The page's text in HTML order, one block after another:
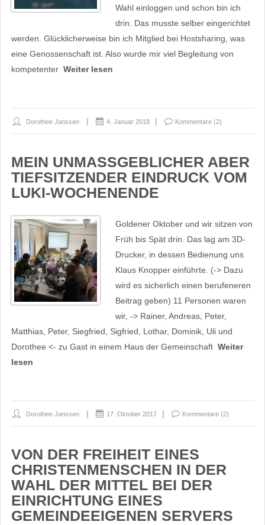
Wahl einloggen und schon bin ich
drin. Das musste selber eingerichtet
werden. Glücklicherweise bin ich Mitglied bei Hostsharing, was
eine Genossenschaft ist. Also wurde mir viel Begleitung von
kompetenter Weiter lesen
Dorothee Janssen 4. Januar 2018 Kommentare (2)
MEIN UNMASSGEBLICHER ABER T
IEFSITZENDER EINDRUCK VOM L
UKI-WOCHENENDE
Goldener Oktober und wir sitzen von
Früh bis Spät drin. Das lag am 3D-
Drucker, in dessen Bedienung uns
Klaus Knopper einführte. (-> Dazu
wird es sicherlich einen berufeneren
Beitrag geben) 11 Personen waren
wir, -> Rainer, Andreas, Peter,
Matthias, Peter, Siegfried, Sigfried, Lothar, Dominik, Uli und
Dorothee <- zu Gast in einem Haus der Gemeinschaft Weiter
lesen
Dorothee Janssen 17. Oktober 2017 Kommentare (2)
VON DER FREIHEIT EINES
CHRISTENMENSCHEN IN DER
WAHL DER MITTEL BEI DER
EINRICHTUNG EINES
GEMEINDEEIGENEN SERVERS